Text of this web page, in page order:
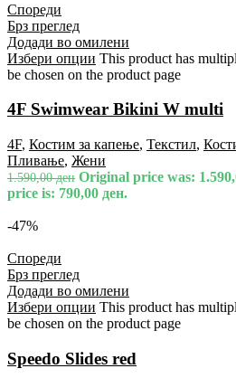
Спореди
Брз преглед
Додади во омилени
Избери опции This product has
be chosen on the product page
4F Swimwear Bikini W multi
4F, Костим за капење, Текстил,
Пливање, Жени
1.590,00ден Original price was:
price is: 790,00 ден.
-47%
Спореди
Брз преглед
Додади во омилени
Избери опции This product has
be chosen on the product page
Speedo Slides red